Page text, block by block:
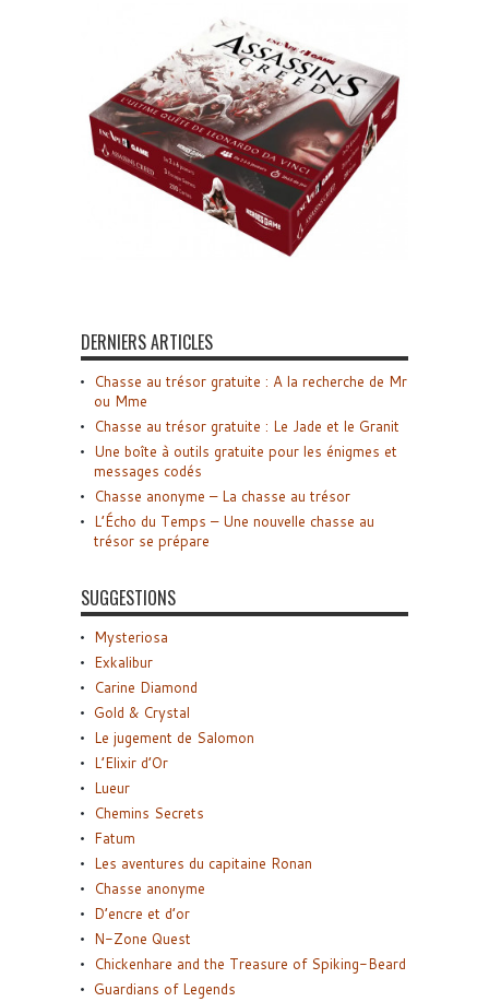
DERNIERS ARTICLES
Chasse au trésor gratuite : A la recherche de Mr
ou Mme
Chasse au trésor gratuite : Le Jade et le Granit
Une boîte à outils gratuite pour les énigmes et
messages codés
Chasse anonyme – La chasse au trésor
L’Écho du Temps – Une nouvelle chasse au
trésor se prépare
SUGGESTIONS
Mysteriosa
Exkalibur
Carine Diamond
Gold & Crystal
Le jugement de Salomon
L’Elixir d’Or
Lueur
Chemins Secrets
Fatum
Les aventures du capitaine Ronan
Chasse anonyme
D’encre et d’or
N-Zone Quest
Chickenhare and the Treasure of Spiking-Beard
Guardians of Legends